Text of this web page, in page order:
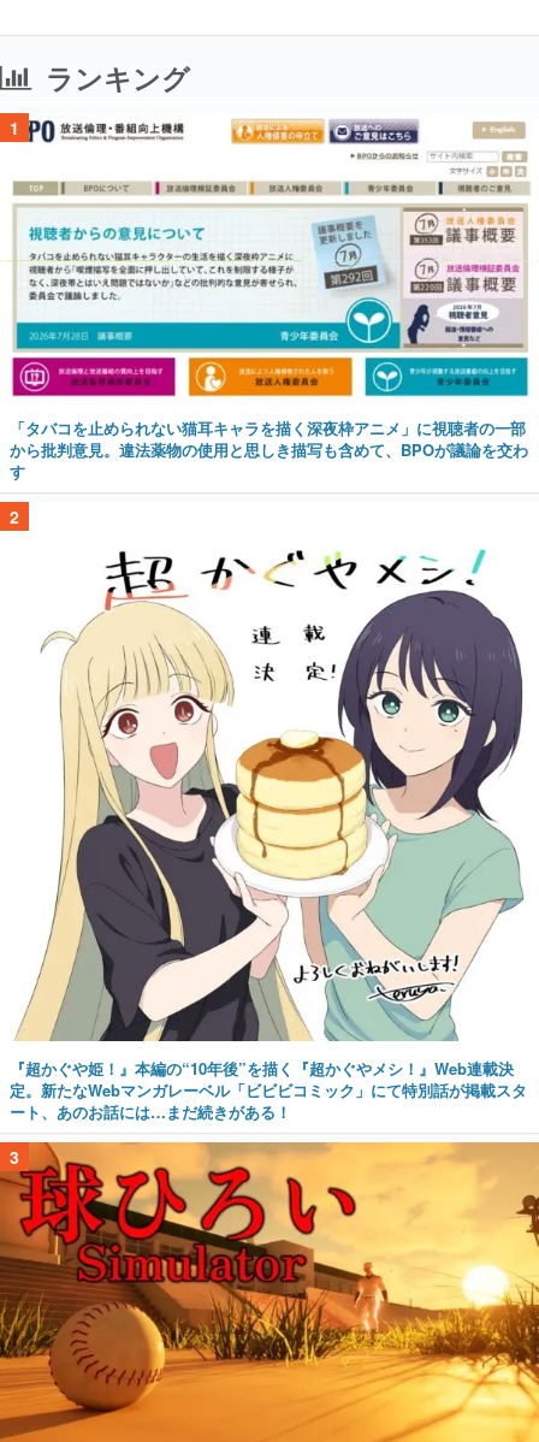
ランキング
1
「タバコを止められない猫耳キャラを描く深夜枠アニメ」に視聴者の一部
から批判意見。違法薬物の使用と思しき描写も含めて、BPOが議論を交わ
す
2
『超かぐや姫！』本編の“10年後”を描く『超かぐやメシ！』Web連載決
定。新たなWebマンガレーベル「ビビビコミック」にて特別話が掲載スタ
ート、あのお話には…まだ続きがある！
3